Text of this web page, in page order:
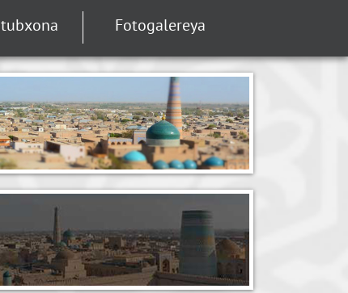
Fotogalereya